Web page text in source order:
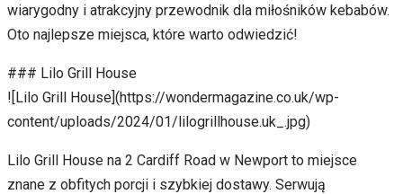
wiarygodny i atrakcyjny przewodnik dla miłośników kebabów.
Oto najlepsze miejsca, które warto odwiedzić!
### Lilo Grill House
![Lilo Grill House](https://wondermagazine.co.uk/wp-
content/uploads/2024/01/lilogrillhouse.uk_.jpg)
Lilo Grill House na 2 Cardiff Road w Newport to miejsce
znane z obfitych porcji i szybkiej dostawy. Serwują